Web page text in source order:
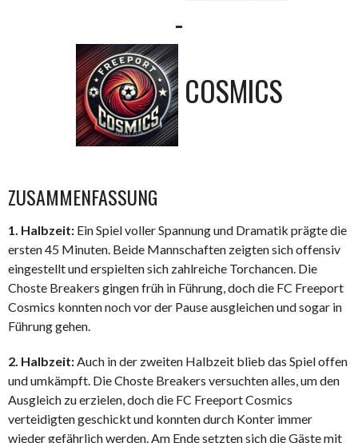
-
COSMICS
ZUSAMMENFASSUNG
1. Halbzeit: Ein Spiel voller Spannung und Dramatik prägte die
ersten 45 Minuten. Beide Mannschaften zeigten sich offensiv
eingestellt und erspielten sich zahlreiche Torchancen. Die
Choste Breakers gingen früh in Führung, doch die FC Freeport
Cosmics konnten noch vor der Pause ausgleichen und sogar in
Führung gehen.
2. Halbzeit:Auch in der zweiten Halbzeit blieb das Spiel offen
und umkämpft. Die Choste Breakers versuchten alles, um den
Ausgleich zu erzielen, doch die FC Freeport Cosmics
verteidigten geschickt und konnten durch Konter immer
wieder gefährlich werden. Am Ende setzten sich die Gäste mit